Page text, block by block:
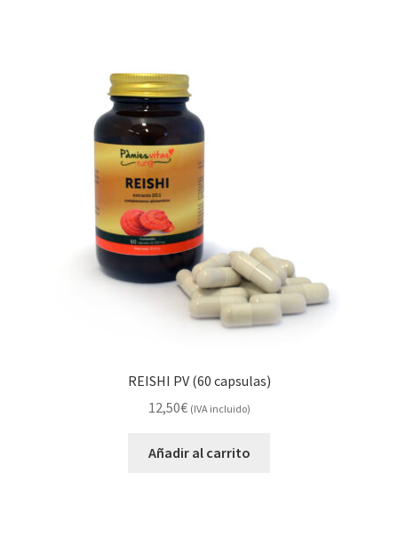
REISHI PV (60 capsulas)
12,50€ (IVA incluido)
Añadir al carrito